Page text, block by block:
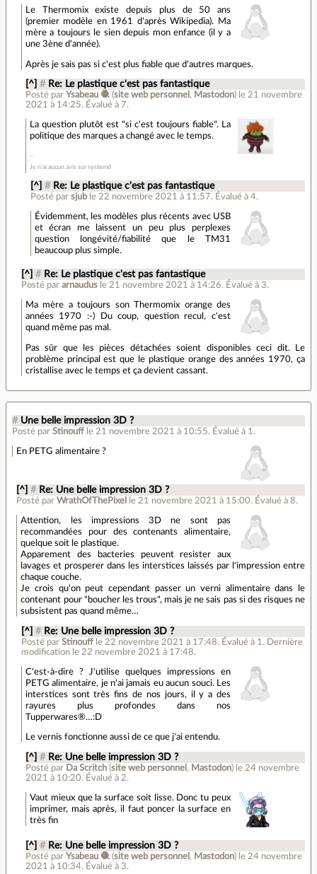
Le Thermomix existe depuis plus de 50 ans
(premier modèle en 1961 d'après Wikipedia). Ma
mère a toujours le sien depuis mon enfance (il y a
une 3ène d'année).
Après je sais pas si c'est plus fiable que d'autres marques.
[^] # Re: Le plastique c'est pas fantastique
Posté par Ysabeau 🧶 (site web personnel , Mastodon) le 21 novembre
2021 à 14:25. Évalué à 7.
La question plutôt est "si c'est toujours fiable". La
politique des marques a changé avec le temps.
Je n’ai aucun avis sur systemd
[^] # Re: Le plastique c'est pas fantastique
Posté par sjub le 22 novembre 2021 à 11:57. Évalué à 4.
Évidemment, les modèles plus récents avec USB
et écran me laissent un peu plus perplexes
question longévité/fiabilité que le TM31
beaucoup plus simple.
[^] # Re: Le plastique c'est pas fantastique
Posté par arnaudus le 21 novembre 2021 à 14:26. Évalué à 3.
Ma mère a toujours son Thermomix orange des
années 1970 :-) Du coup, question recul, c'est
quand même pas mal.
Pas sûr que les pièces détachées soient disponibles ceci dit. Le
problème principal est que le plastique orange des années 1970, ça
cristallise avec le temps et ça devient cassant.
# Une belle impression 3D ?
Posté par Stinouff le 21 novembre 2021 à 10:55. Évalué à 1 .
En PETG alimentaire ?
[^] # Re: Une belle impression 3D ?
Posté parWrathOfThePixel le 21 novembre 2021 à 15:00. Évalué à8.
Attention, les impressions 3D ne sont pas
recommandées pour des contenants alimentaire,
quelque soit le plastique.
Apparement des bacteries peuvent resister aux
lavages et prosperer dans les interstices laissés par l'impression entre
chaque couche.
Je crois qu'on peut cependant passer un verni alimentaire dans le
contenant pour "boucher les trous", mais je ne sais pas si des risques ne
subsistent pas quand même…
[^] # Re: Une belle impression 3D ?
Posté par Stinouff le 22 novembre 2021 à 17:48. Évalué à 1 . Dernière
modification le 22 novembre 2021 à 17:48.
C'est-à-dire ? J'utilise quelques impressions en
PETG alimentaire, je n'ai jamais eu aucun souci. Les
interstices sont très fins de nos jours, il y a des
rayures plus profondes dans nos
Tupperwares®…:D
Le vernis fonctionne aussi de ce que j'ai entendu.
[^] # Re: Une belle impression 3D ?
Posté par Da Scritch (site web personnel , Mastodon) le 24 novembre
2021 à 10:20. Évalué à 2.
Vaut mieux que la surface soit lisse. Donc tu peux
imprimer, mais après, il faut poncer la surface en
très fin
[^] # Re: Une belle impression 3D ?
Posté parYsabeau 🧶 (site web personnel , Mastodon) le 24 novembre
2021 à 10:34. Évalué à 3.